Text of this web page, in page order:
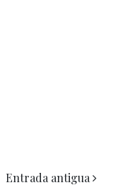
Entrada antigua